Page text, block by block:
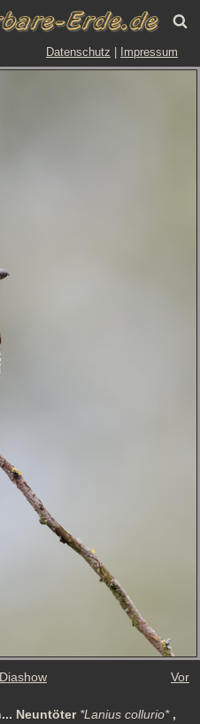
Datenschutz Impressum
Diashow Vor
Neuntöter *Lanius collurio*,